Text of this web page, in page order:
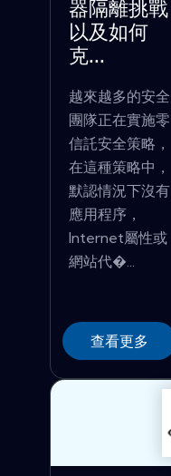
器隔離挑戰
以及如何
克...
越來越多的安全
團隊正在實施零
信託安全策略，
在這種策略中，
默認情況下沒有
應用程序，
Internet屬性或
網站代�...
查看更多